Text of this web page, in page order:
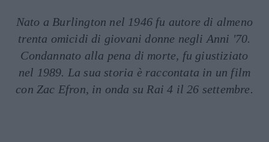
Nato a Burlington nel 1946 fu autore di almeno
trenta omicidi di giovani donne negli Anni '70.
Condannato alla pena di morte, fu giustiziato
nel 1989. La sua storia è raccontata in un film
con Zac Efron, in onda su Rai 4 il 26 settembre.